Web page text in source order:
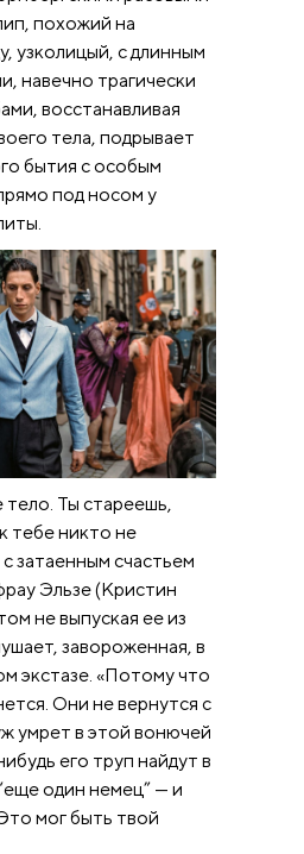
похожий на
узколицый, с длинным
навечно трагически
восстанавливая
тела, подрывает
бытия с особым
под носом у
тело. Ты стареешь,
тебе никто не
затаенным счастьем
Эльзе (Кристин
не выпуская ее из
завороженная, в
экстазе. «Потому что
Они не вернутся с
умрет в этой вонючей
его труп найдут в
один немец” — и
мог быть твой